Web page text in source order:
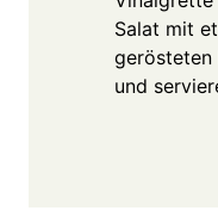
Salat mit
gerösteten
und